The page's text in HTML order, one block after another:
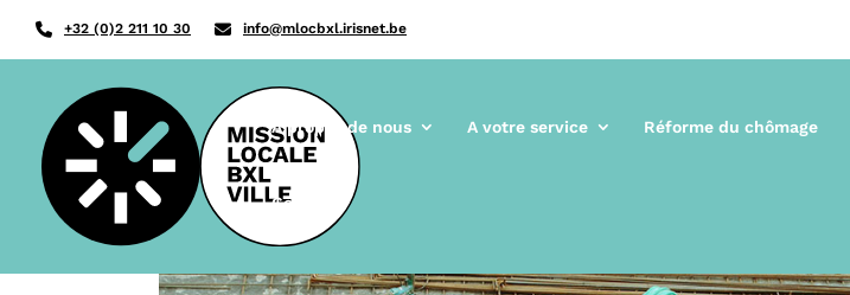
+32 (0)2 211 10 30 info@mlocbxl.irisnet.be
A propos de nous A votre service Réforme du chômage
Contact